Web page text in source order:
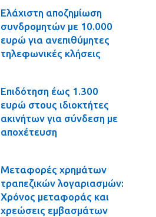
Ελάχιστη αποζημίωση
συνδρομητών με 10.000
ευρώ για ανεπιθύμητες
τηλεφωνικές κλήσεις
Επιδότηση έως 1.300
ευρώ στους ιδιοκτήτες
ακινήτων για σύνδεση με
αποχέτευση
Μεταφορές χρημάτων
τραπεζικών λογαριασμών:
Χρόνος μεταφοράς και
χρεώσεις εμβασμάτων